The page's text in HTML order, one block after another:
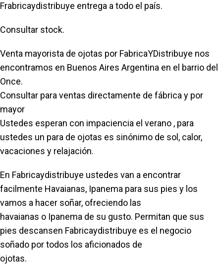
Frabricaydistribuye entrega a todo el país.
Consultar stock.
Venta mayorista de ojotas por FabricaYDistribuye nos
encontramos en Buenos Aires Argentina en el barrio del
Once.
Consultar para ventas directamente de fábrica y por
mayor
Ustedes esperan con impaciencia el verano , para
ustedes un para de ojotas es sinónimo de sol, calor,
vacaciones y relajación.
En Fabricaydistribuye ustedes van a encontrar
facilmente Havaianas, Ipanema para sus pies y los
vamos a hacer soñar, ofreciendo las
havaianas o Ipanema de su gusto. Permitan que sus
pies descansen Fabricaydistribuye es el negocio
soñado por todos los aficionados de
ojotas.